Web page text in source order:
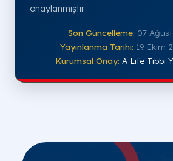
onaylanmıştır.
Son Güncelleme: 07
Yayınlanma Tarihi: 19 Ekim
Kurumsal Onay: A Life Tıbbi